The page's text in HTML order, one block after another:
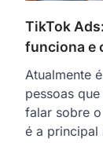
TikTok
funciona e
Atualmente
pessoas
falar sobre
é a